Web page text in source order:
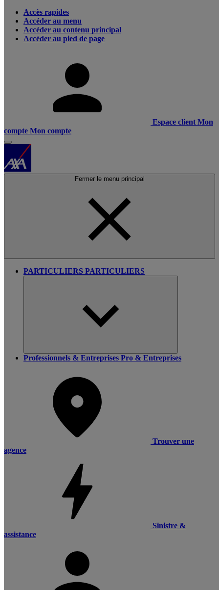
Accès rapides
Accéder au menu
Accéder au contenu principal
Accéder au pied de page
Espace client Mon
compte Mon compte
Fermer le menu principal
PARTICULIERS PARTICULIERS
Professionnels & Entreprises Pro & Entreprises
Trouver une
agence
Sinistre &
assistance